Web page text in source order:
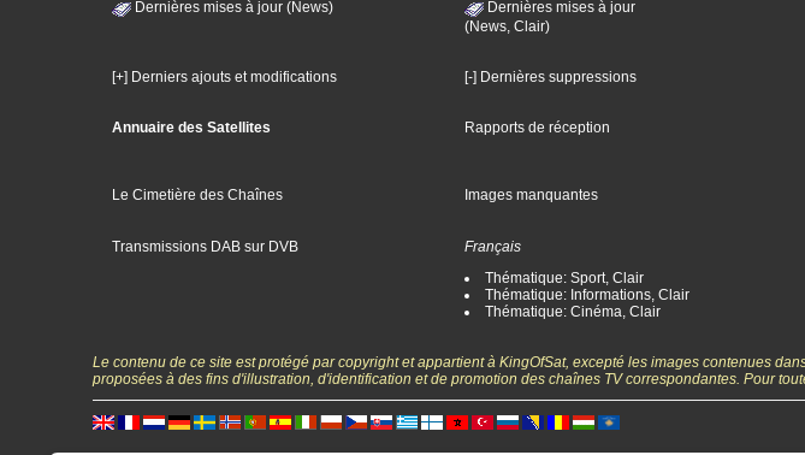
Dernières mises à jour (News)
Dernières mises à jour
(News, Clair)
[+] Derniers ajouts et modifications [-] Dernières suppressions
Annuaire des Satellites Rapports de réception
Le Cimetière des Chaînes Images manquantes
Transmissions DAB sur DVB
Français
Thématique: Sport, Clair
Thématique: Informations, Clair
Thématique: Cinéma, Clair
Le contenu de ce site est protégé par copyright et appartient à KingOfSat, excepté les images contenues
proposées à des fins d'illustration, d'identification et de promotion des chaînes TV correspondantes. Pour